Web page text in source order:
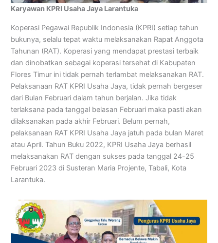
Karyawan KPRI Usaha Jaya Larantuka
Koperasi Pegawai Republik Indonesia (KPRI) setiap tahun
bukunya, selalu tepat waktu melaksanakan Rapat Anggota
Tahunan (RAT). Koperasi yang mendapat prestasi terbaik
dan dinobatkan sebagai koperasi tersehat di Kabupaten
Flores Timur ini tidak pernah terlambat melaksanakan RAT.
Pelaksanaan RAT KPRI Usaha Jaya, tidak pernah bergeser
dari Bulan Februari dalam tahun berjalan. Jika tidak
terlaksana pada tanggal belasan Februari maka pasti akan
dilaksanakan pada akhir Februari. Belum pernah,
pelaksanaan RAT KPRI Usaha Jaya jatuh pada bulan Maret
atau April. Tahun Buku 2022, KPRI Usaha Jaya berhasil
melaksanakan RAT dengan sukses pada tanggal 24-25
Februari 2023 di Susteran Maria Projente, Tabali, Kota
Larantuka.